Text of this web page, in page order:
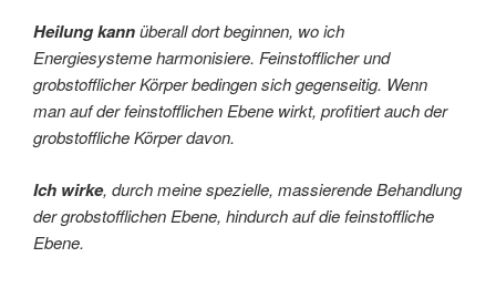
Heilung kannüberall dort beginnen, wo ich
Energiesysteme harmonisiere. Feinstofflicher und
grobstofflicher Körper bedingen sich gegenseitig. Wenn
man auf der feinstofflichen Ebene wirkt, profitiert auch der
grobstoffliche Körper davon.
Ich wirke, durch meine spezielle, massierende Behandlung
der grobstofflichen Ebene, hindurch auf die feinstoffliche
Ebene.